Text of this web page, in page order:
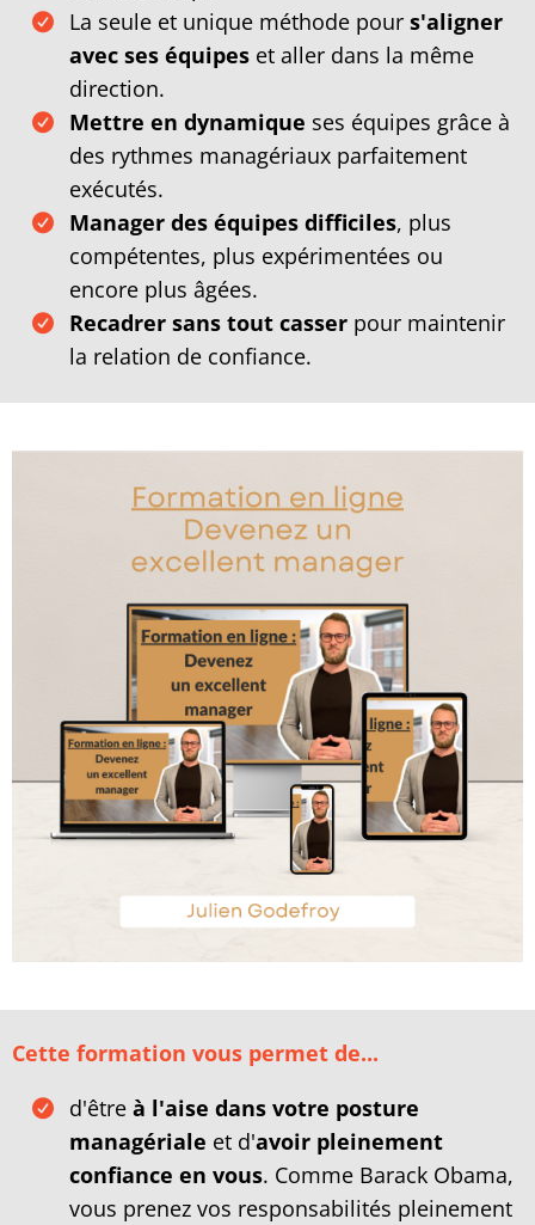
La seule et unique méthode pour s'aligner
avec ses équipeset aller dans la même
direction.
Mettre en dynamique ses équipes grâce à
des rythmes managériaux parfaitement
exécutés.
Manager des équipes difficiles, plus
compétentes, plus expérimentées ou
encore plus âgées.
Recadrer sans tout casserpour maintenir
la relation de confiance.
Cette formation vous permet de...
d'être à l'aise dans votre posture
managériale et d'avoir pleinement
confiance en vous. Comme Barack Obama,
vous prenez vos responsabilités pleinement